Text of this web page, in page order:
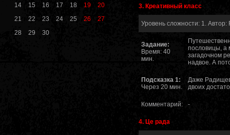
14
15 16 17 18 19
20
21
22 23 24 25 26
27
28
29 30
3. Креативный класс
Уровень сложности: 1. Автор:
Задание:
Время: 40
мин.
пословицы, а
загадочном
надвое. А
Подсказка 1:
Через 20 мин.
Даже
двоих
Комментарий: -
4. Це рада